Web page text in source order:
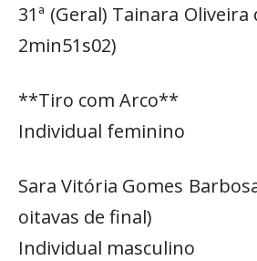
31ª (Geral) Tainara
2min51s02)
**Tiro com Arco**
Individual feminino
Sara Vitória Gomes
oitavas de final)
Individual masculino